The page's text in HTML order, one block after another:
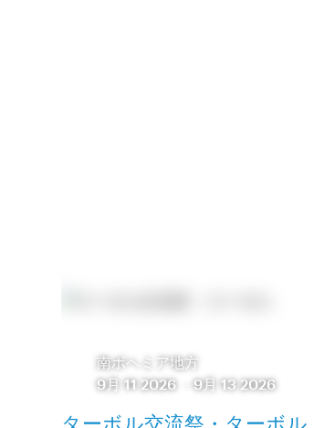
南ボヘミア地方
9月 11 2026
9月 13 2026
ターボル交流祭・ターボル